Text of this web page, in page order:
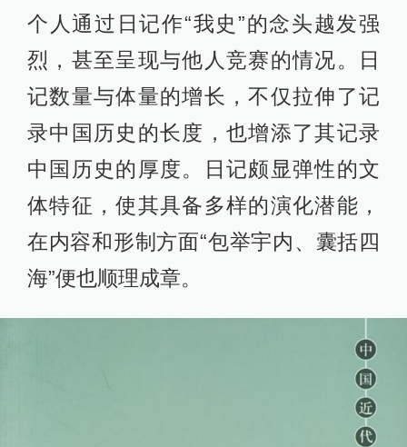
个人通过日记作“我史”的念头越发强
烈，甚至呈现与他人竞赛的情况。日
记数量与体量的增长，不仅拉伸了记
录中国历史的长度，也增添了其记录
中国历史的厚度。日记颇显弹性的文
体特征，使其具备多样的演化潜能，
在内容和形制方面“包举宇内、囊括四
海”便也顺理成章。